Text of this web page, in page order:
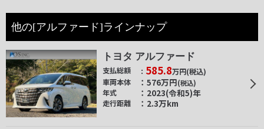
他の[アルファード]ラインナップ
トヨタ アルファード
支払総額 585.8万円(税込)
車両本体
576万円(税込)
年式 2023(令和5)年
走行距離 2.3万km